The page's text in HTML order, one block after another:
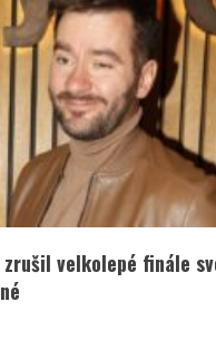
velkolepé finále